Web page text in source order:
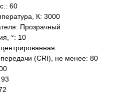
60
К: 3000
Прозрачный
°: 10
(CRI), не менее: 80